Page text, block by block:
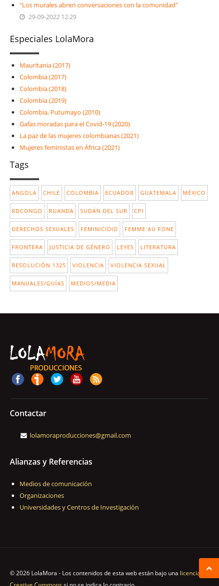
"Los murales abren conversaciones con la comunidad"
29-09-2022 12:29
Especiales LolaMora
Mauritania (2017)
Colombia (2017)
Colombia (2018)
Colombia (2019)
Colombia, Putumayo (2010)
Gafas moradas para el Covid-19 (2020)
La paz de las mujeres colombianas (2021)
Mujeres feministas en África (2021)
Tags
ANGOLA CHILE COLOMBIA ECUADOR GUATEMALA MÉXICO
RDCONGO RUANDA SUDÁN DEL SUR CPI
DERECHOS SEXUALES FEMINICIDIO FEMME AU FONE
FRONTERA JUSTICIA DE GÉNERO LEYES LITERATURA
RESOLUCIÓN 1325 VIOLENCIA VIOLENCIA SEXUAL
MANUALES/GUÍAS MEDIOS/MEDIA
Contactar
lolamoraproducciones@gmail.com
Alianzas y Referencias
Medios de comunicación
Organizaciones
Universidades y Centros de Investigación
© 2026 LolaMora - Los contenidos de esta web están bajo una licencia